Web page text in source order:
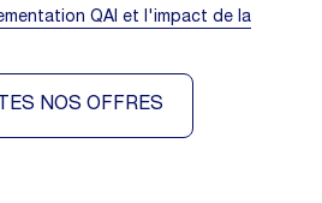
QAI et l'impact de la
NOS OFFRES